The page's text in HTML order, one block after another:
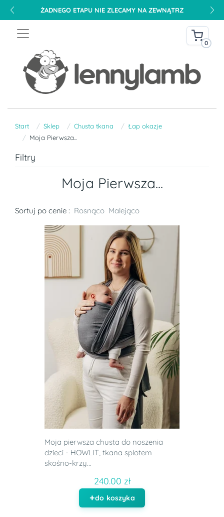
ŻADNEGO ETAPU NIE ZLECAMY NA ZEWNĄTRZ
0
Start Sklep Chusta tkana
Łap okazje
Moja Pierwsza...
Filtry
Moja Pierwsza...
Sortuj po cenie : Rosnąco Malejąco
Moja pierwsza chusta do noszenia
dzieci - HOWLIT, tkana splotem
skośno-krzy...
240.00 zł
do koszyka